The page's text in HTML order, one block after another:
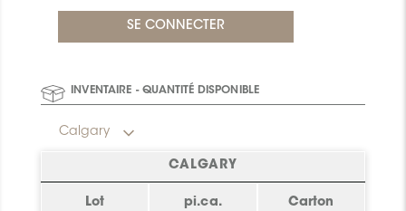
INVENTAIRE - QUANTITÉ DISPONIBLE
Calgary
CALGARY
Lot pi.ca. Carton